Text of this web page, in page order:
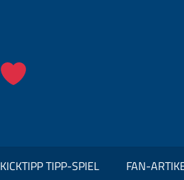
KICKTIPP TIPP-SPIEL FAN-